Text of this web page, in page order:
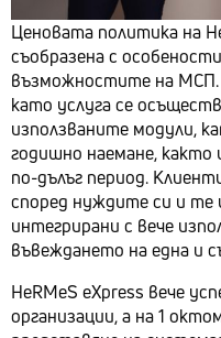
Ценовата политика на
съобразена с
възможностите на
като услуга се
използваните модули,
годишно наемане,
по-дълъг период.
според нуждите си и те
интегрирани с вече
въвеждането на една и
HeRMeS eXpress вече
организации, а на 1